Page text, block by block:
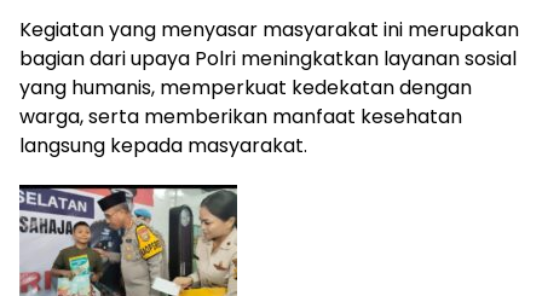
Kegiatan yang menyasar masyarakat ini merupakan
bagian dari upaya Polri meningkatkan layanan sosial
yang humanis, memperkuat kedekatan dengan
warga, serta memberikan manfaat kesehatan
langsung kepada masyarakat.